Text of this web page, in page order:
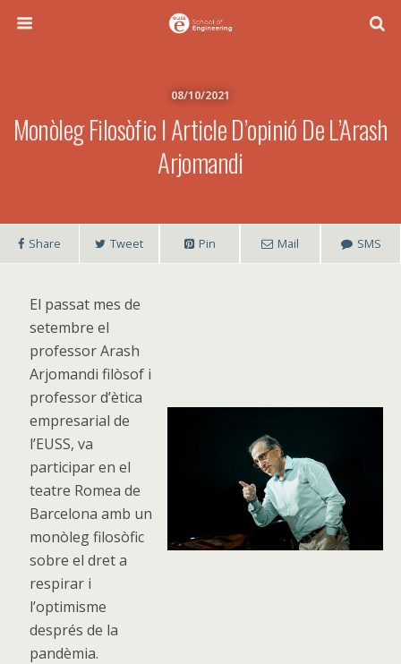
08/10/2021
Monòleg Filosòfic I Article D’opinió De L’Arash
Arjomandi
Share Tweet Pin Mail SMS
El passat mes de
setembre el
professor Arash
Arjomandi filòsof i
professor d’ètica
empresarial de
l’EUSS, va
participar en el
teatre Romea de
Barcelona amb un
monòleg filosòfic
sobre el dret a
respirar i
l’optimisme
després de la
pandèmia.